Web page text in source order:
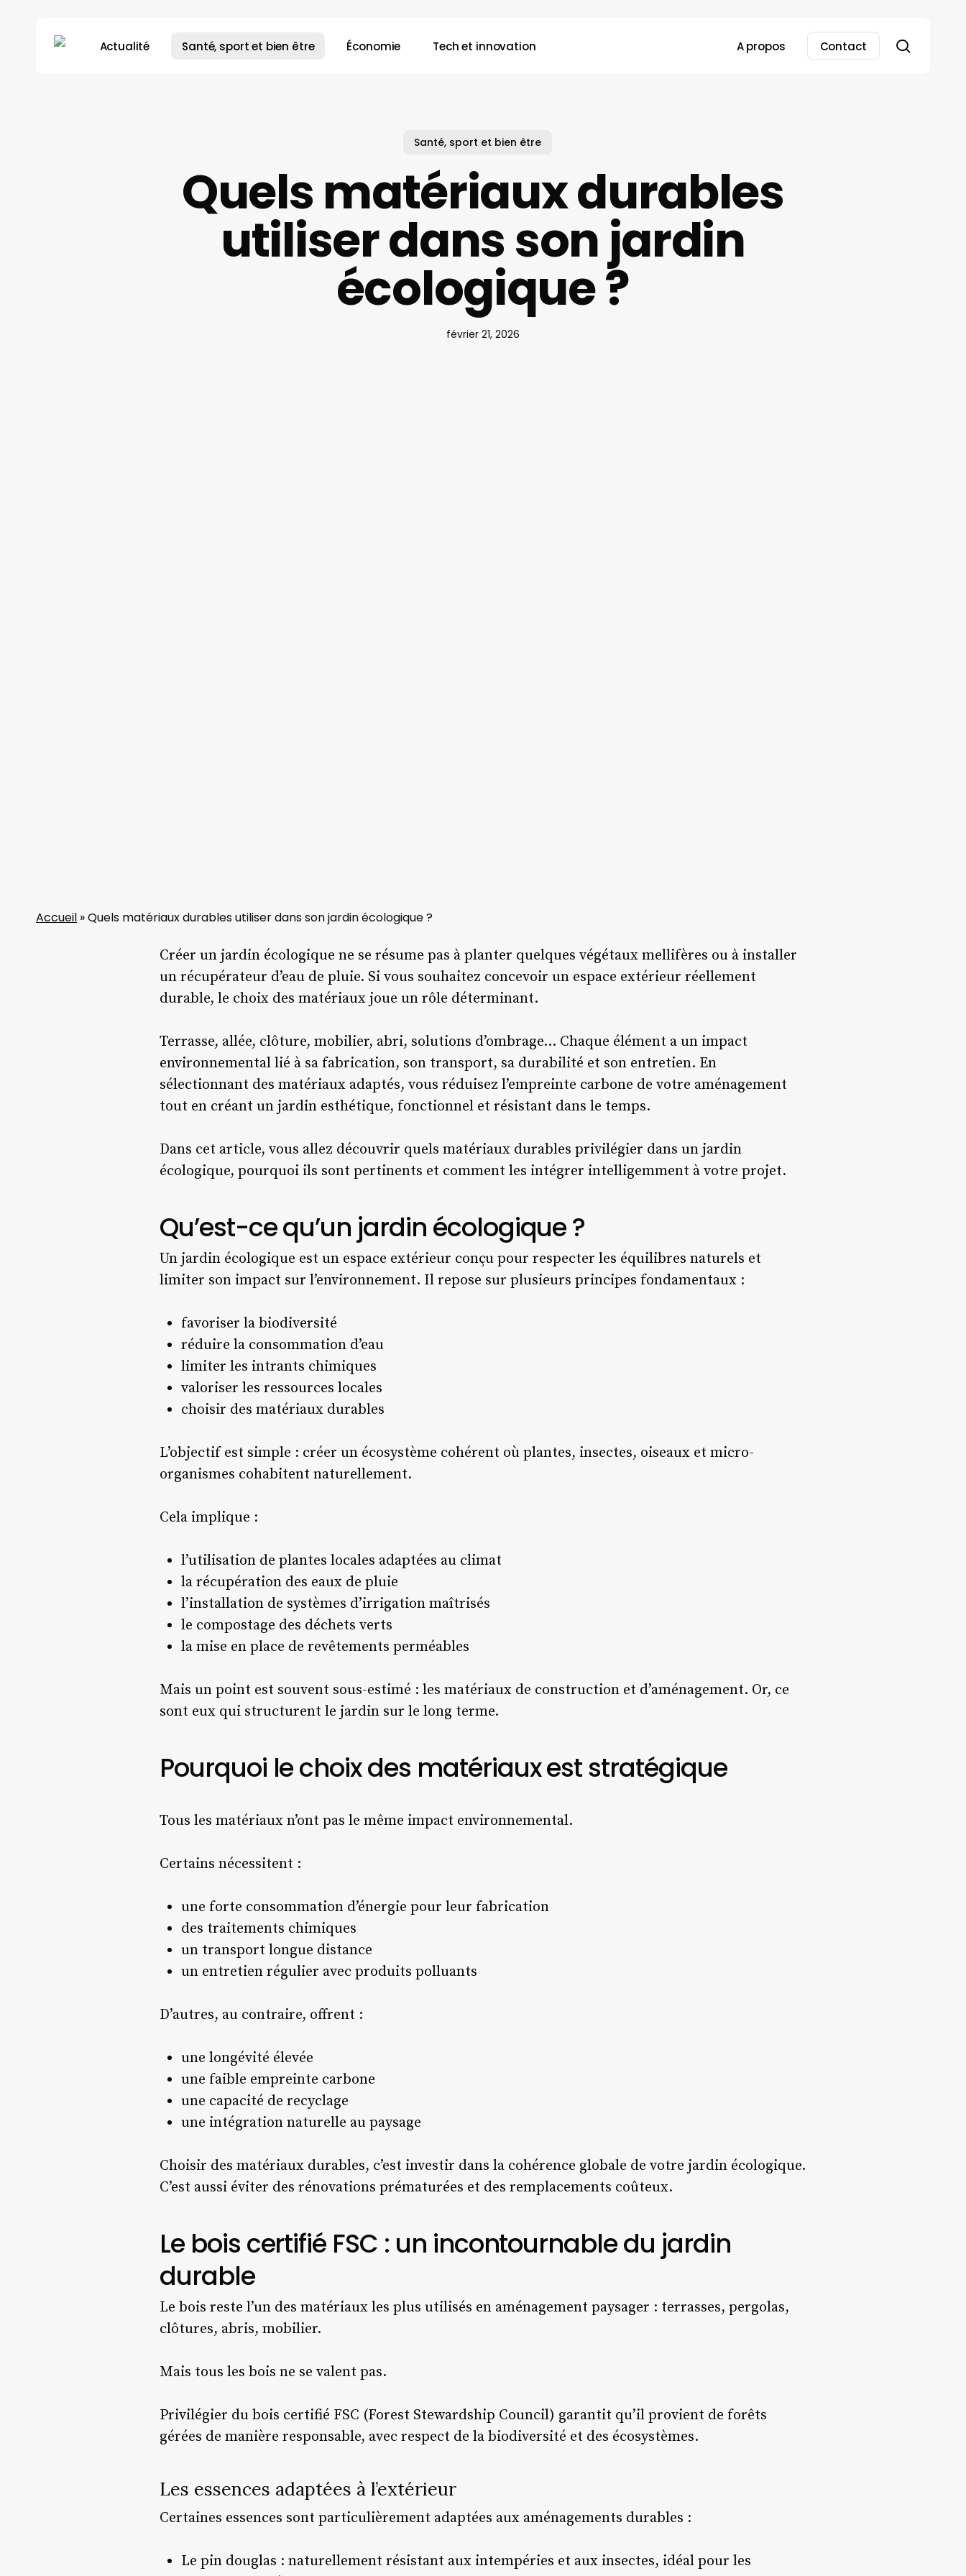
Actualité Santé, sport et bien être Économie Tech et innovation A propos Contact
Santé, sport et bien être
Quels matériaux durables
utiliser dans son jardin
écologique ?
février 21, 2026
Accueil »Quels matériaux durables utiliser dans son jardin écologique ?
Créer un jardin écologique ne se résume pas à planter quelques végétaux mellifères ou à installer
un récupérateur d’eau de pluie. Si vous souhaitez concevoir un espace extérieur réellement
durable, le choix des matériaux joue un rôle déterminant.
Terrasse, allée, clôture, mobilier, abri, solutions d’ombrage… Chaque élément a un impact
environnemental lié à sa fabrication, son transport, sa durabilité et son entretien. En
sélectionnant des matériaux adaptés, vous réduisez l’empreinte carbone de votre aménagement
tout en créant un jardin esthétique, fonctionnel et résistant dans le temps.
Dans cet article, vous allez découvrir quels matériaux durables privilégier dans un jardin
écologique, pourquoi ils sont pertinents et comment les intégrer intelligemment à votre projet.
Qu’est-ce qu’un jardin écologique ?
Un jardin écologique est un espace extérieur conçu pour respecter les équilibres naturels et
limiter son impact sur l’environnement. Il repose sur plusieurs principes fondamentaux :
favoriser la biodiversité
réduire la consommation d’eau
limiter les intrants chimiques
valoriser les ressources locales
choisir des matériaux durables
L’objectif est simple : créer un écosystème cohérent où plantes, insectes, oiseaux et micro-
organismes cohabitent naturellement.
Cela implique :
l’utilisation de plantes locales adaptées au climat
la récupération des eaux de pluie
l’installation de systèmes d’irrigation maîtrisés
le compostage des déchets verts
la mise en place de revêtements perméables
Mais un point est souvent sous-estimé : les matériaux de construction et d’aménagement. Or, ce
sont eux qui structurent le jardin sur le long terme.
Pourquoi le choix des matériaux est stratégique
Tous les matériaux n’ont pas le même impact environnemental.
Certains nécessitent :
une forte consommation d’énergie pour leur fabrication
des traitements chimiques
un transport longue distance
un entretien régulier avec produits polluants
D’autres, au contraire, offrent :
une longévité élevée
une faible empreinte carbone
une capacité de recyclage
une intégration naturelle au paysage
Choisir des matériaux durables, c’est investir dans la cohérence globale de votre jardin écologique.
C’est aussi éviter des rénovations prématurées et des remplacements coûteux.
Le bois certifié FSC : un incontournable du jardin
durable
Le bois reste l’un des matériaux les plus utilisés en aménagement paysager : terrasses, pergolas,
clôtures, abris, mobilier.
Mais tous les bois ne se valent pas.
Privilégier du bois certifié FSC (Forest Stewardship Council) garantit qu’il provient de forêts
gérées de manière responsable, avec respect de la biodiversité et des écosystèmes.
Les essences adaptées à l’extérieur
Certaines essences sont particulièrement adaptées aux aménagements durables :
Le pin douglas : naturellement résistant aux intempéries et aux insectes, idéal pour les